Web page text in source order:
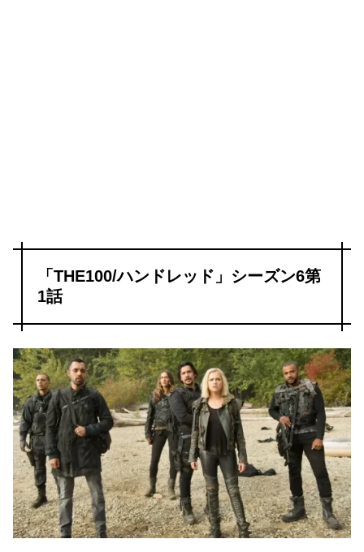
「THE100/ハンドレッド」シーズン6第
1話